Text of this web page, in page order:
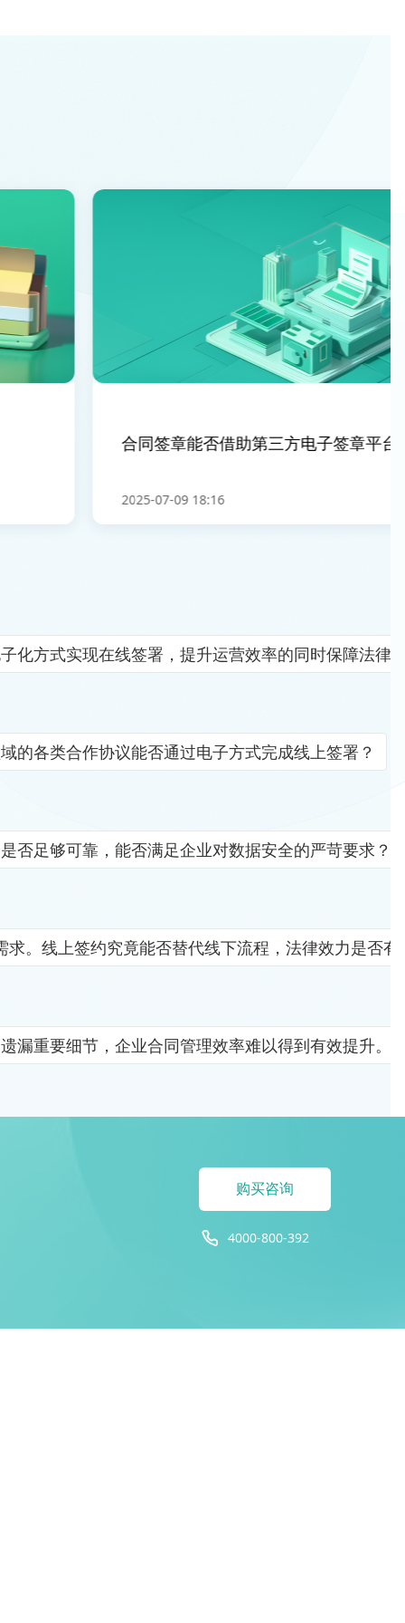
合同签章能否借助第三方电子签章平台
2025-07-09 18:16
化方式实现在线签署，提升运营效率的同时保障法律
的各类合作协议能否通过电子方式完成线上签署？
否足够可靠，能否满足企业对数据安全的严苛要求？
。线上签约究竟能否替代线下流程，法律效力是否有
重要细节，企业合同管理效率难以得到有效提升。
购买咨询
4000-800-392